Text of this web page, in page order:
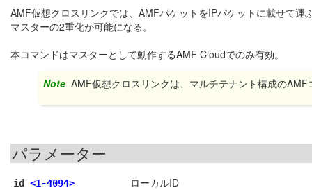
AMF仮想クロスリンクでは、AMFパケットをIPパケットに載せて
マスターの2重化が可能になる。
本コマンドはマスターとして動作するAMF Cloudでのみ有効。
Note AMF仮想クロスリンクは、マルチテナント構成の
パラメーター
id <1-4094> ローカルID